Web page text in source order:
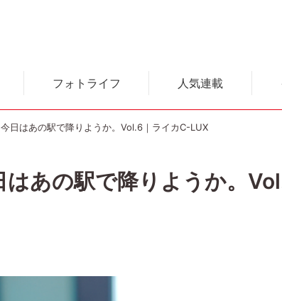
フォトライフ 人気連載
日はあの駅で降りようか。Vol.6｜ライカC-LUX
はあの駅で降りようか。